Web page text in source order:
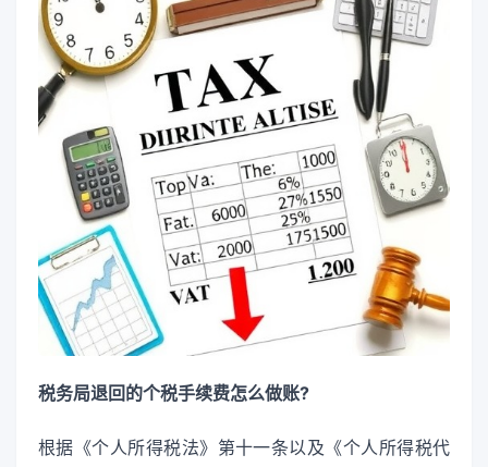
税务局退回的个税手续费怎么做账?
根据《个人所得税法》第十一条以及《个人所得税代